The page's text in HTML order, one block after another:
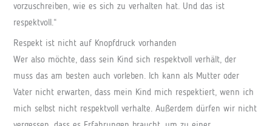
vorzuschreiben, wie es sich zu verhalten hat. Und das ist
respektvoll.“
Respekt ist nicht auf Knopfdruck vorhanden
Wer also möchte, dass sein Kind sich respektvoll verhält, der
muss das am besten auch vorleben. Ich kann als Mutter oder
Vater nicht erwarten, dass mein Kind mich respektiert, wenn ich
mich selbst nicht respektvoll verhalte. Außerdem dürfen wir nicht